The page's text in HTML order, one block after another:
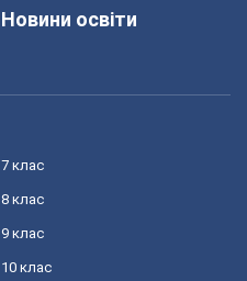
Новини освіти
7 клас
8 клас
9 клас
10 клас